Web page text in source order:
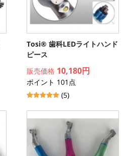
Tosi® 歯科LEDライトハンド
ピース
販売価格 10,180円
ポイント 101点
(5)